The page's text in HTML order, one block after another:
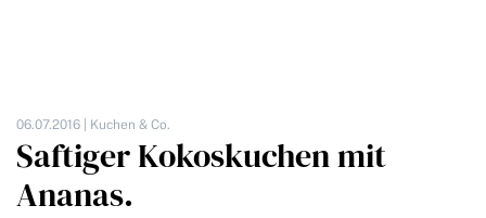
06.07.2016 | Kuchen & Co.
Saftiger Kokoskuchen mit
Ananas.